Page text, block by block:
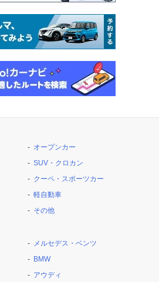
オープンカー
SUV・クロカン
クーペ・スポーツカー
軽自動車
その他
メルセデス・ベンツ
BMW
アウディ